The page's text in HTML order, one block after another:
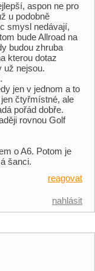
aspon ne pro
u podobně
smysl nedávají,
bude Allroad na
budou zhruba
kterou dotaz
už nejsou.
jen v jednom a to
čtyřmístné, ale
pořád dobře.
rovnou Golf
o A6. Potom je
šanci.
reagovat
nahlásit